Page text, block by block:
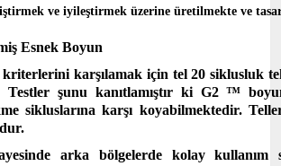
ve iyileştirmek üzerine üretilmekte ve
Esnek Boyun
karşılamak için tel 20 siklusluk
Testler şunu kanıtlamıştır ki G2 ™
sikluslarına karşı koyabilmektedir.
arka bölgelerde kolay kullanım